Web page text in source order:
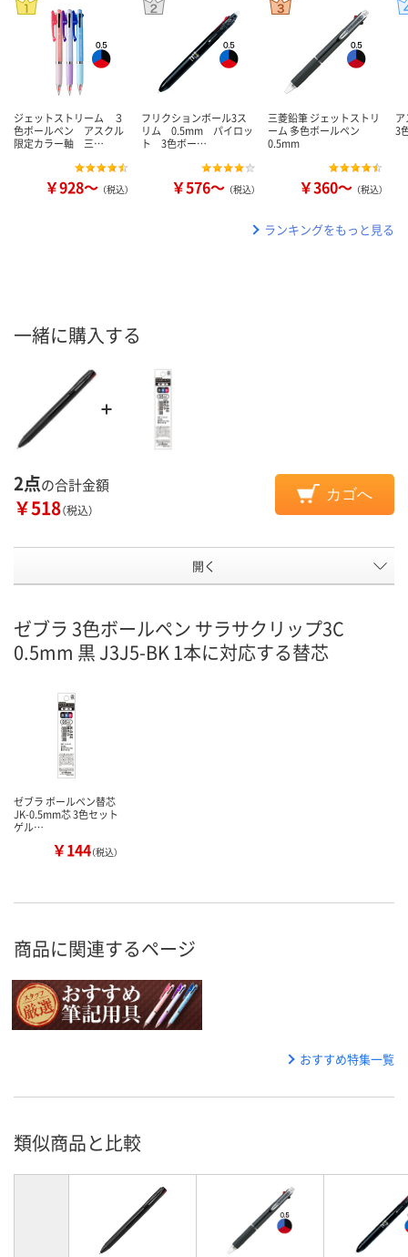
ジェットストリーム ３
色ボールペン アスクル
限定カラー軸 三…
￥928～ （税込）
フリクションボール3ス
リム 0.5mm パイロッ
ト 3色ボー…
￥576～ （税込）
三菱鉛筆 ジェットストリ
ーム 多色ボールペン
0.5mm
￥360～ （税込）
3
ランキングをもっと見る
一緒に購入する
2点の合計金額
￥518（税込）
カゴへ
開く
ゼブラ 3色ボールペン サラサクリップ3C
0.5mm 黒 J3J5-BK 1本に対応する替芯
ゼブラ ボールペン替芯
JK-0.5mm芯 3色セット
ゲル…
￥144（税込）
商品に関連するページ
おすすめ特集一覧
類似商品と比較